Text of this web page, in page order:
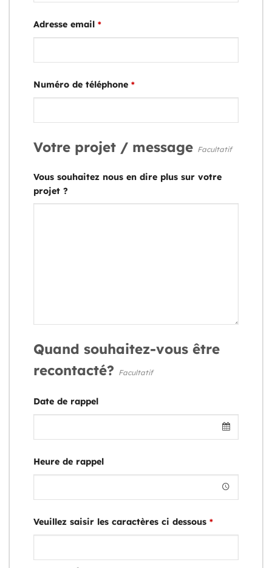
Adresse email *
Numéro de téléphone *
Votre projet / message Facultatif
Vous souhaitez nous en dire plus sur votre
projet ?
Quand souhaitez-vous être
recontacté? Facultatif
Date de rappel
Heure de rappel
Veuillez saisir les caractères ci dessous *